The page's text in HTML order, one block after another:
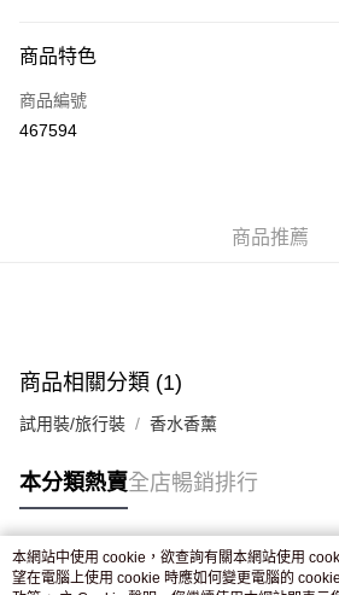
信用卡
Apple Pay
商品特色
商品編號
467594
商品推薦
商品相關分類 (1)
試用裝/旅行裝 香水香薰
本分類熱賣全店暢銷排行
熱門標籤
本網站中使用 cookie，欲查詢有關本網站使用
望在電腦上使用 cookie 時應如何變更電腦的